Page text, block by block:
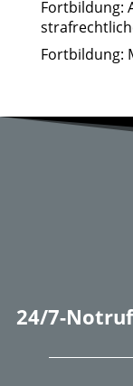
Fortbildung:
Fortbildung:
24/7-